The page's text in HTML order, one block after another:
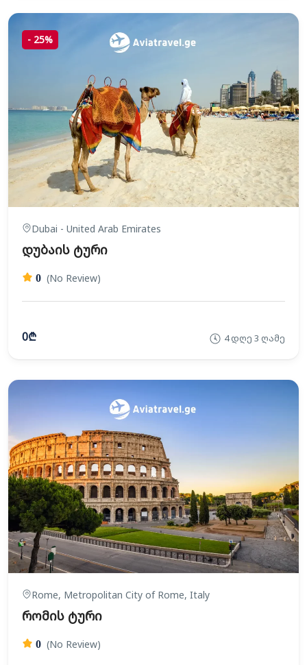
- 25%
Dubai - United Arab Emirates
დუბაის ტური
0 (No Review)
0₾ 4 დღე 3 ღამე
Rome, Metropolitan City of Rome, Italy
რომის ტური
0 (No Review)